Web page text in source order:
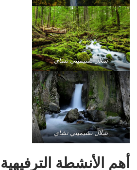
شلال تشيميني تشاي
شلال تشيميني تشاي
أهم الأنشطة